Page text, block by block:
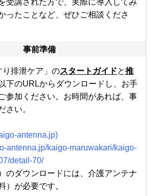
受講された方で、実際に導入してみ
ったことなど、ぜひご相談くださ
事前準備
り排泄ケア」のスタートガイドと推
下のURLからダウンロードし、お手
参加ください。お時間があれば、事
さい。
antenna.jp)
antenna.jp/kaigo-maruwakari/kaigo-
detail-70/
のダウンロードには、介護アンテナ
）が必要です。